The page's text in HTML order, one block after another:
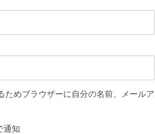
ためブラウザーに自分の名前、メールア
通知